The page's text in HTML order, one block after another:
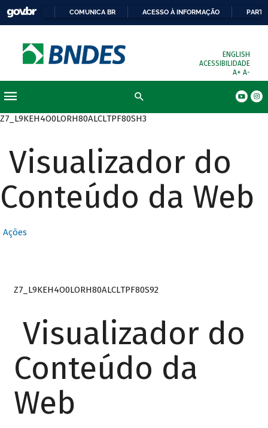
COMUNICA BR ACESSO À INFORMAÇÃO
ENGLISH
ACESSIBILIDADE
A+ A-
Z7_L9KEH4O0LORH80ALCLTPF80SH3
Visualizador do
Conteúdo da Web
Ações
Z7_L9KEH4O0LORH80ALCLTPF80S92
Visualizador do
Conteúdo da
Web